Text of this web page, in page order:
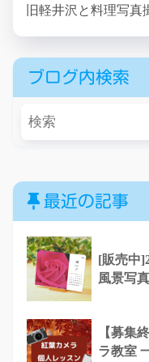
旧軽井沢と料理写真
ブログ内検索
最近の記事
[販売中
風景写
【募集
ラ教室